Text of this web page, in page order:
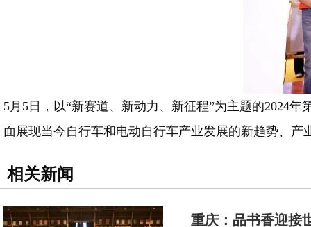
5月5日，以“新赛道、新动力、新征程”为主题的2024
面展现当今自行车和电动自行车产业发展的新趋势、
相关新闻
重庆：品书香迎接